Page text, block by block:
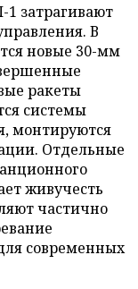
затрагивают
В
новые 30-мм
ракеты
системы
монтируются
Отдельные
живучесть
частично
современных